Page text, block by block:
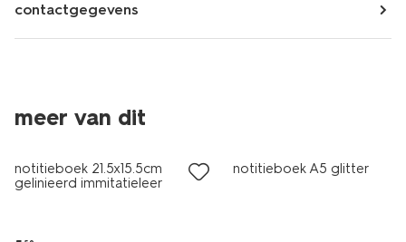
contactgegevens
meer van dit
sale
notitieboek 21.5x15.5cm
gelinieerd immitatieleer
notitieboek A5 glitter